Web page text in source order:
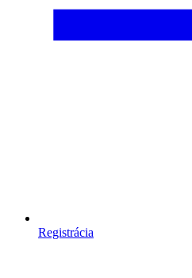
Registrácia